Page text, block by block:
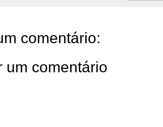
comentário:
um comentário